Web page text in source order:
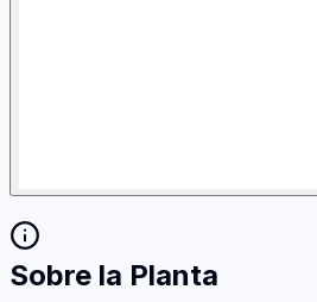
Sobre la Planta